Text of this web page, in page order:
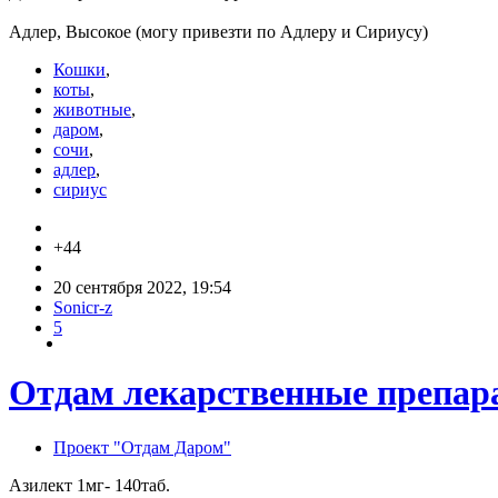
Адлер, Высокое (могу привезти по Адлеру и Сириусу)
Кошки,
коты,
животные,
даром,
сочи,
адлер,
сириус
+44
20 сентября 2022, 19:54
Sonicr-z
5
Отдам лекарственные
Проект "Отдам Даром"
Азилект 1мг- 140таб.